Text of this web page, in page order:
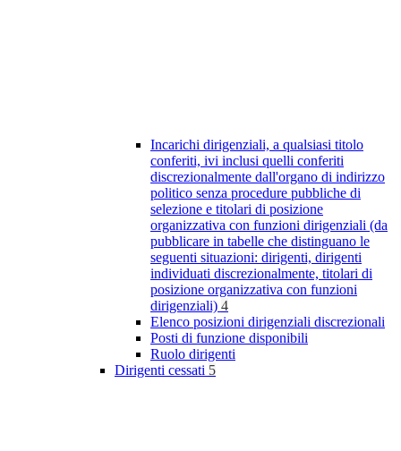
Incarichi dirigenziali, a qualsiasi titolo
conferiti, ivi inclusi quelli conferiti
discrezionalmente dall'organo di indirizzo
politico senza procedure pubbliche di
selezione e titolari di posizione
organizzativa con funzioni dirigenziali (da
pubblicare in tabelle che distinguano le
seguenti situazioni: dirigenti, dirigenti
individuati discrezionalmente, titolari di
posizione organizzativa con funzioni
dirigenziali) 4
Elenco posizioni dirigenziali discrezionali
Posti di funzione disponibili
Ruolo dirigenti
Dirigenti cessati 5